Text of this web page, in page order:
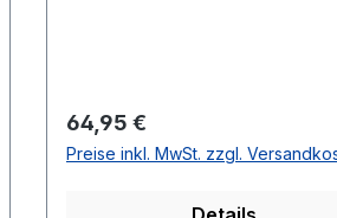
Regulärer Preis:
64,95 €
Preise inkl. MwSt. zzgl.